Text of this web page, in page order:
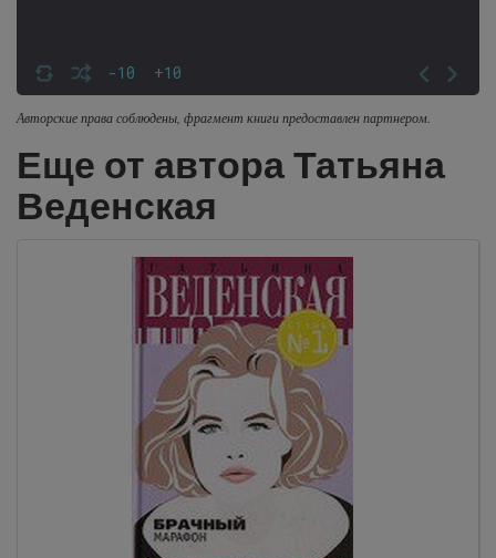
-10 +10
Авторские права соблюдены, фрагмент книги предоставлен партнером.
Еще от автора Татьяна
Веденская